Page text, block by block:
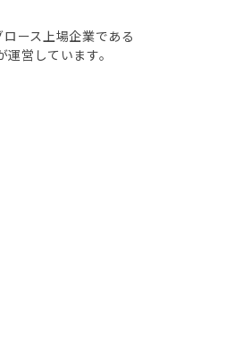
ース上場企業である
営しています。